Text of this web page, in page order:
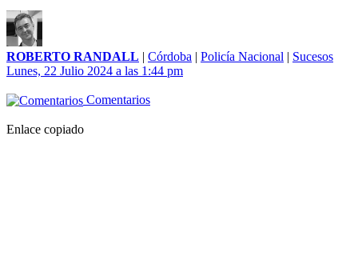
ROBERTO RANDALL | Córdoba | Policía Nacional | Sucesos
Lunes, 22 Julio 2024 a las 1:44 pm
Comentarios
Enlace copiado